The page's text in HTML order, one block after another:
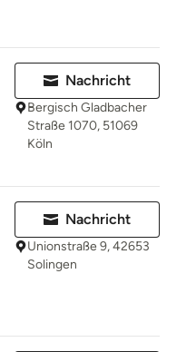
Nachricht
Bergisch Gladbacher
Straße 1070, 51069
Köln
Nachricht
Unionstraße 9, 42653
Solingen